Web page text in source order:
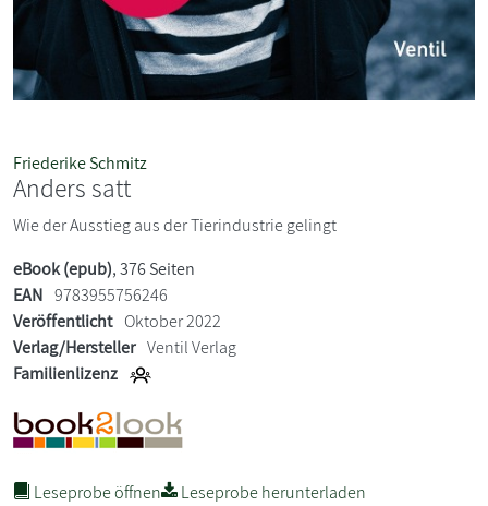
Friederike Schmitz
Anders satt
Wie der Ausstieg aus der Tierindustrie gelingt
eBook (epub), 376 Seiten
EAN 9783955756246
Veröffentlicht Oktober 2022
Verlag/Hersteller Ventil Verlag
Familienlizenz
Leseprobe öffnen
Leseprobe herunterladen